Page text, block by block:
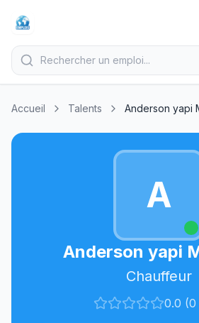
Accueil Talents Anderson yapi
A
Anderson yapi
Chauffeur
0.0 (0